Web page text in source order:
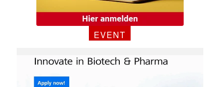
EVENT